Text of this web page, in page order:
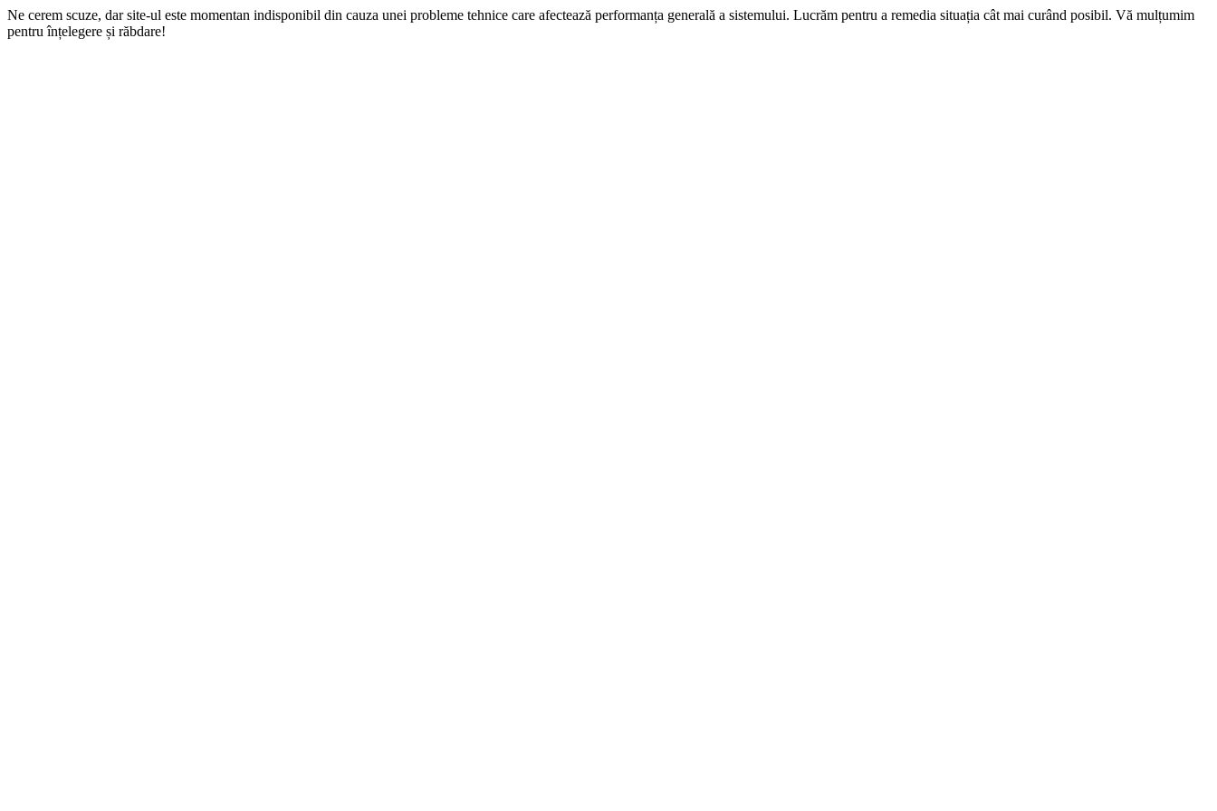
Ne cerem scuze, dar site-ul este momentan indisponibil din cauza unei probleme tehnice care afectează performanța generală a sistemului. Lucrăm pentru a remedia situația cât mai curând posibil. Vă mulțumim
pentru înțelegere și răbdare!